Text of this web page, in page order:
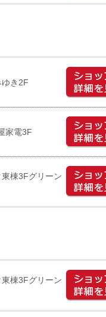
き2F
家電3F
棟3Fグリーン
棟3Fグリーン